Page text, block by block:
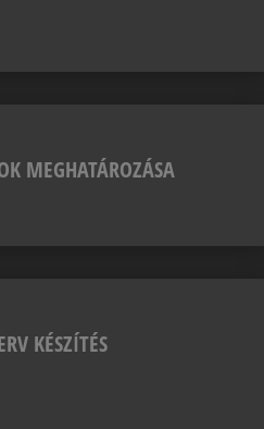
MEGHATÁROZÁSA
KÉSZÍTÉS